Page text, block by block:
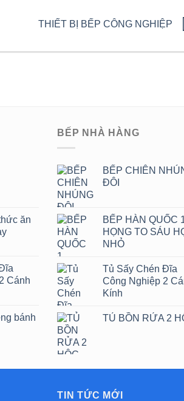
THIẾT BỊ BẾP CÔNG NGHIỆP
ăn
Cánh
bánh
BẾP NHÀ HÀNG
BẾP CHIÊN
ĐÔI
BẾP HÀN QUỐC
HỌNG TO SÁU
NHỎ
Tủ Sấy Chén Đĩa
Công Nghiệp 2
Kính
TỦ BỒN RỬA 2
TIN TỨC MỚI